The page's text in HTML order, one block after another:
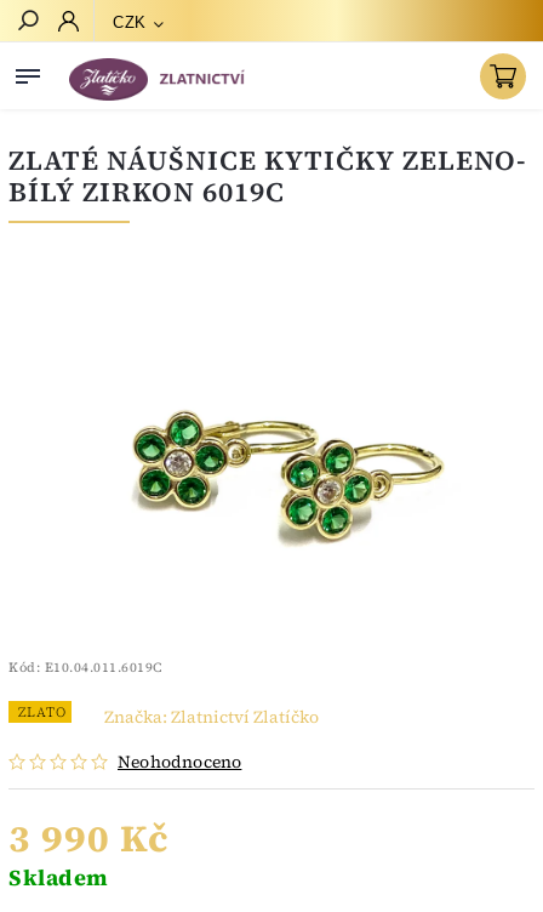
CZK
ZLATÉ NÁUŠNICE KYTIČKY ZELENO-
BÍLÝ ZIRKON 6019C
Kód: E10.04.011.6019C
ZLATO
Neohodnoceno
Značka: Zlatnictví Zlatíčko
3 990 Kč
Skladem